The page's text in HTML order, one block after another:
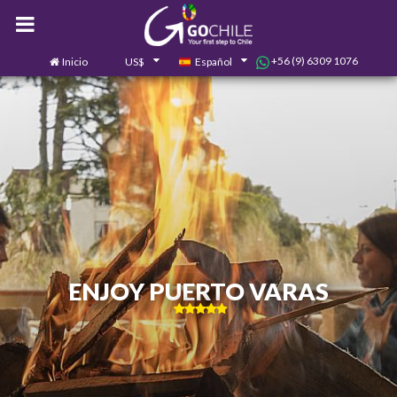
Inicio US$ Español +56 (9) 6309 1076
Contáctanos
ENJOY PUERTO VARAS
